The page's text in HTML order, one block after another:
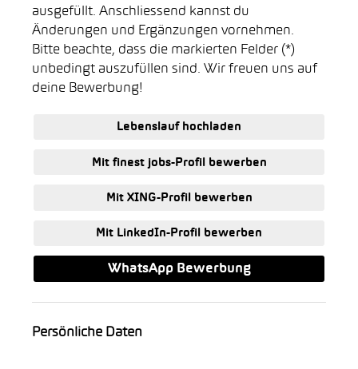
ausgefüllt. Anschliessend kannst du
Änderungen und Ergänzungen vornehmen.
Bitte beachte, dass die markierten Felder (*)
unbedingt auszufüllen sind. Wir freuen uns auf
deine Bewerbung!
Lebenslauf hochladen
Mit finest jobs-Profil bewerben
Mit XING-Profil bewerben
Mit LinkedIn-Profil bewerben
WhatsApp Bewerbung
Persönliche Daten